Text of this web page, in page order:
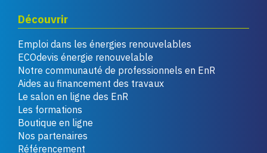
Découvrir
Emploi dans les énergies renouvelables
ECOdevis énergie renouvelable
Notre communauté de professionnels en EnR
Aides au financement des travaux
Le salon en ligne des EnR
Les formations
Boutique en ligne
Nos partenaires
Référencement